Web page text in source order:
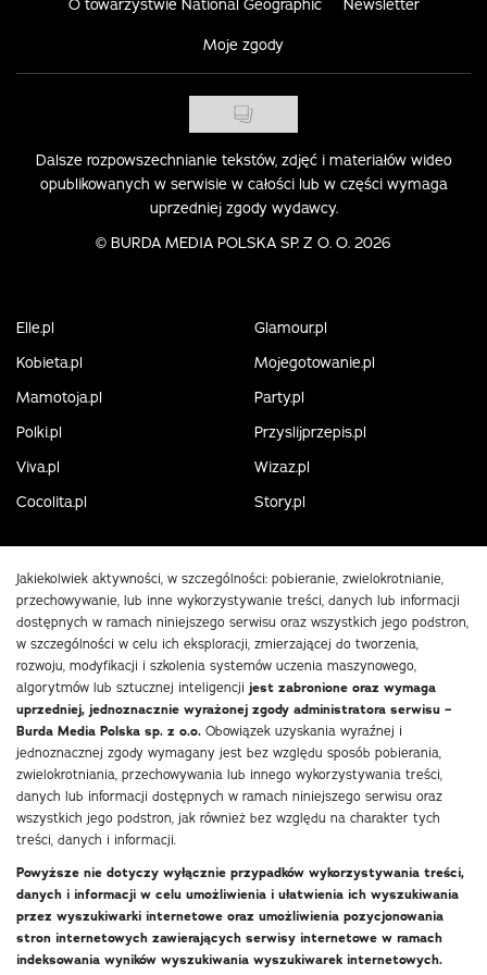
O towarzystwie National Geographic Newsletter
Moje zgody
Dalsze rozpowszechnianie tekstów, zdjęć i materiałów wideo
opublikowanych w serwisie w całości lub w części wymaga
uprzedniej zgody wydawcy.
© BURDA MEDIA POLSKA SP. Z O. O. 2026
Elle.pl
Glamour.pl
Kobieta.pl
Mojegotowanie.pl
Mamotoja.pl
Party.pl
Polki.pl
Przyslijprzepis.pl
Viva.pl
Wizaz.pl
Cocolita.pl
Story.pl
Jakiekolwiek aktywności, w szczególności: pobieranie, zwielokrotnianie,
przechowywanie, lub inne wykorzystywanie treści, danych lub informacji
dostępnych w ramach niniejszego serwisu oraz wszystkich jego podstron,
w szczególności w celu ich eksploracji, zmierzającej do tworzenia,
rozwoju, modyfikacji i szkolenia systemów uczenia maszynowego,
algorytmów lub sztucznej inteligencji jest zabronione oraz wymaga
uprzedniej, jednoznacznie wyrażonej zgody administratora serwisu –
Burda Media Polska sp. z o.o. Obowiązek uzyskania wyraźnej i
jednoznacznej zgody wymagany jest bez względu sposób pobierania,
zwielokrotniania, przechowywania lub innego wykorzystywania treści,
danych lub informacji dostępnych w ramach niniejszego serwisu oraz
wszystkich jego podstron, jak również bez względu na charakter tych
treści, danych i informacji.
Powyższe nie dotyczy wyłącznie przypadków wykorzystywania treści,
danych i informacji w celu umożliwienia i ułatwienia ich wyszukiwania
przez wyszukiwarki internetowe oraz umożliwienia pozycjonowania
stron internetowych zawierających serwisy internetowe w ramach
indeksowania wyników wyszukiwania wyszukiwarek internetowych.